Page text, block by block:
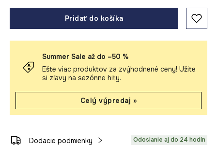
Pridať do košíka
Summer Sale až do –50 %
Ešte viac produktov za zvýhodnené ceny! Užite
si zľavy na sezónne hity.
Celý výpredaj »
Dodacie podmienky Odoslanie aj do 24 hodín